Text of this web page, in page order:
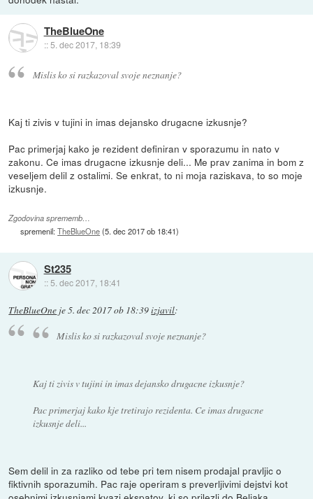
TheBlueOne
::5. dec 2017, 18:39
Mislis ko si razkazoval svoje neznanje?
Kaj ti zivis v tujini in imas dejansko drugacne izkusnje?
Pac primerjaj kako je rezident definiran v sporazumu in nato v
zakonu. Ce imas drugacne izkusnje deli... Me prav zanima in bom z
veseljem delil z ostalimi. Se enkrat, to ni moja raziskava, to so moje
izkusnje.
Zgodovina sprememb…
spremenil:TheBlueOne(5. dec 2017 ob 18:41)
St235
:: 5. dec 2017, 18:41
TheBlueOne je5. dec 2017 ob 18:39izjavil:
Mislis ko si razkazoval svoje neznanje?
Kaj ti zivis v tujini in imas dejansko drugacne izkusnje?
Pac primerjaj kako kje tretirajo rezidenta. Ce imas drugacne
izkusnje deli...
Sem delil in za razliko od tebe pri tem nisem prodajal pravljic o
fiktivnih sporazumih. Pac raje operiram s preverljivimi dejstvi kot